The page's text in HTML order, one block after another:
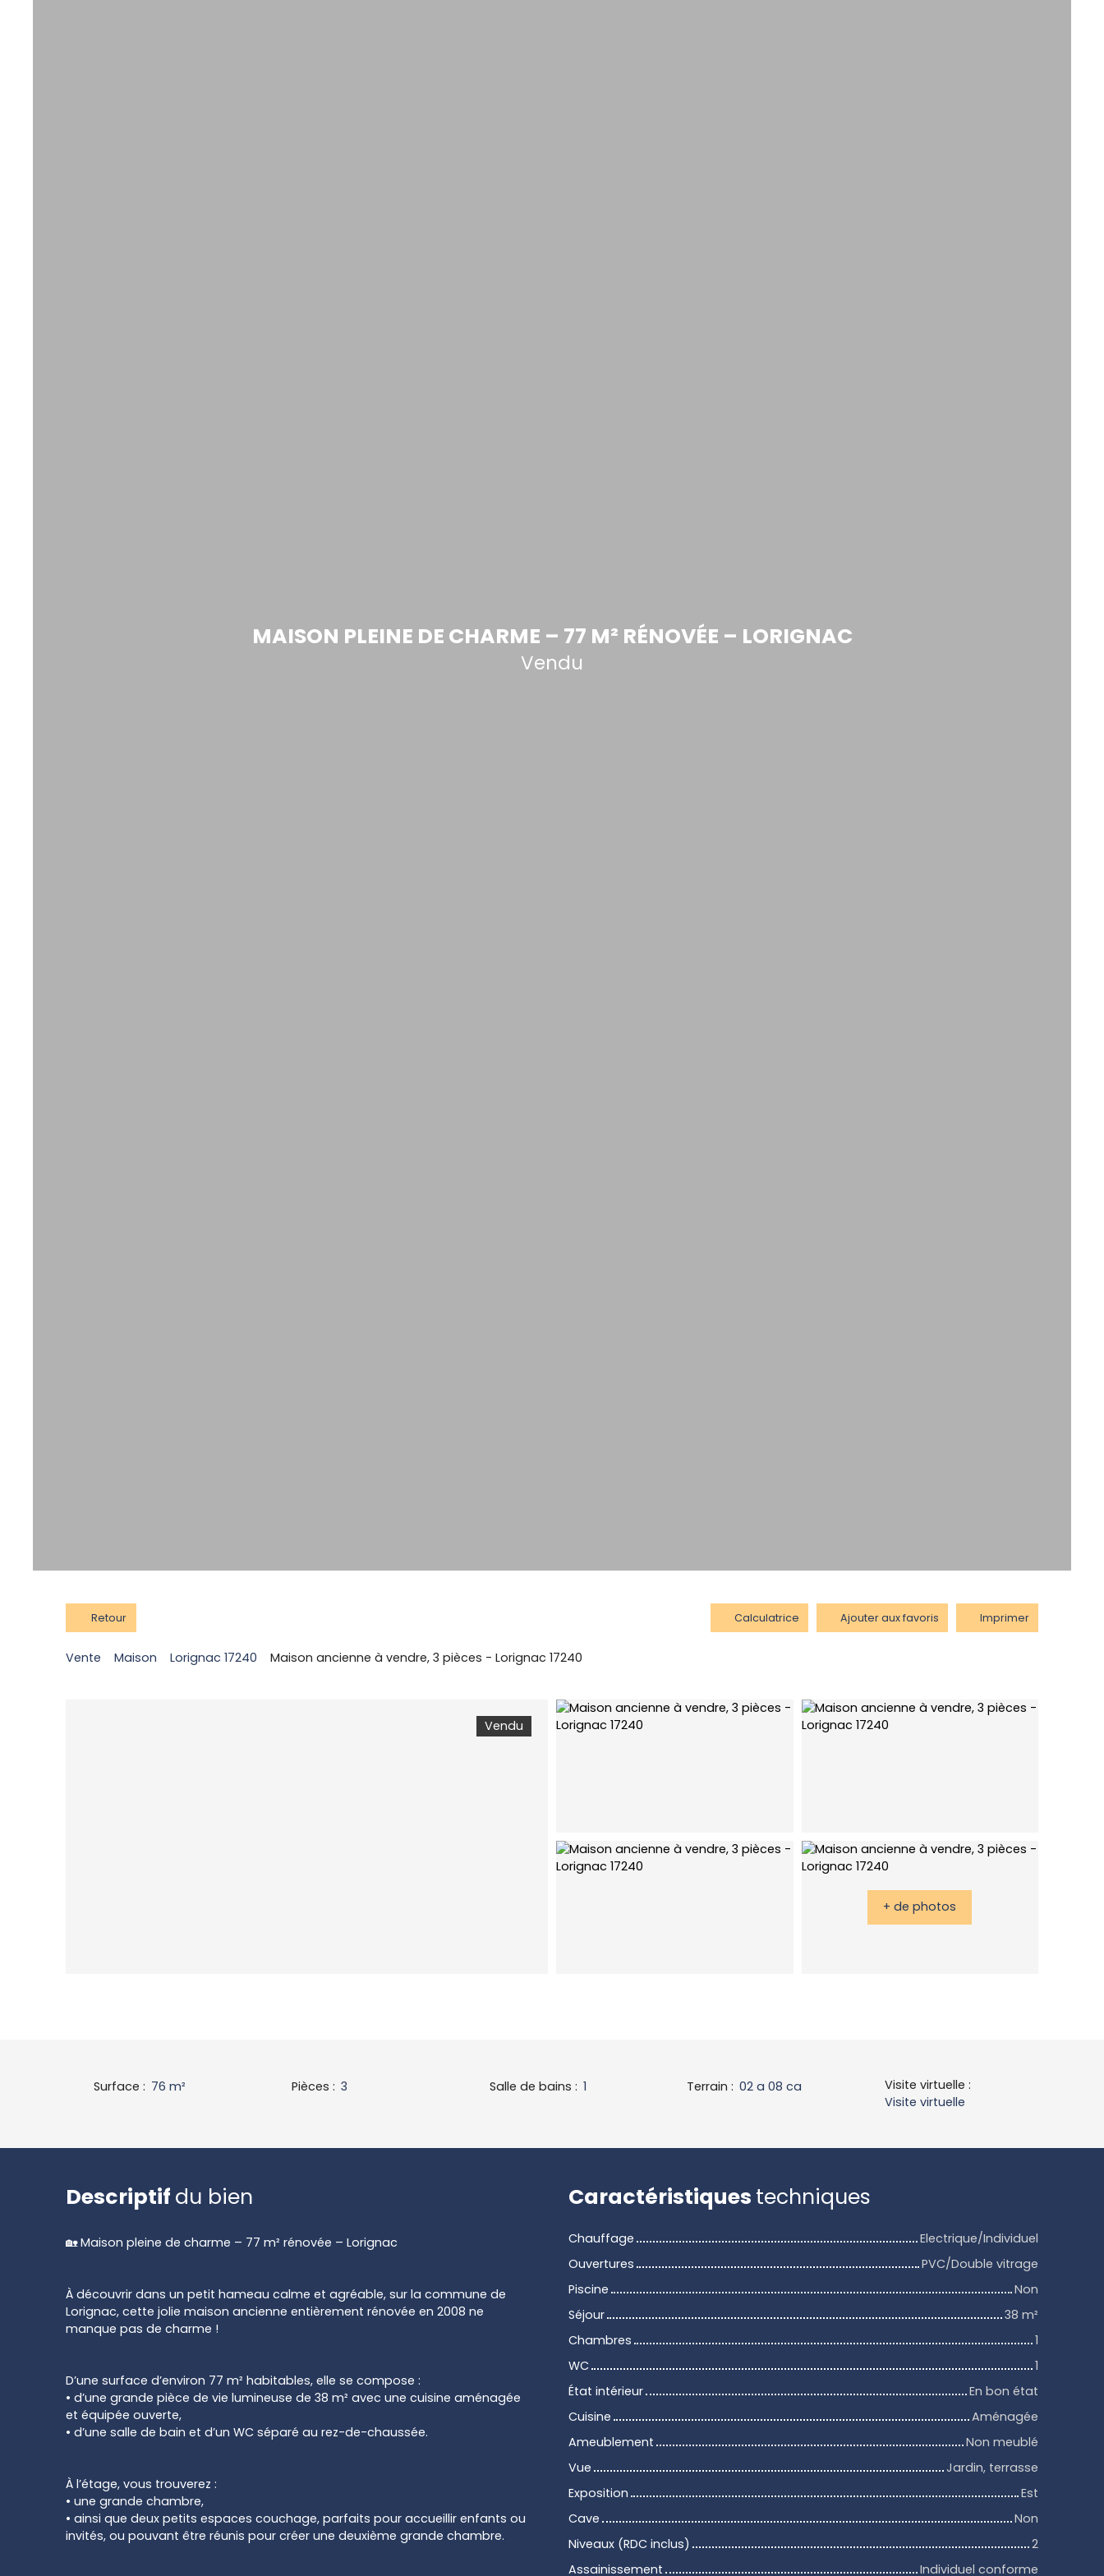
MAISON PLEINE DE CHARME – 77 M² RÉNOVÉE – LORIGNAC
Vendu
Retour Calculatrice Ajouter aux favoris Imprimer
Vente Maison Lorignac 17240 Maison ancienne à vendre, 3 pièces - Lorignac 17240
Vendu
+ de photos
Surface : 76 m² Pièces : 3 Salle de bains : 1 Terrain : 02 a 08 ca Visite virtuelle :
Visite virtuelle
Descriptif du bien
🏡 Maison pleine de charme – 77 m² rénovée – Lorignac
À découvrir dans un petit hameau calme et agréable, sur la commune de
Lorignac, cette jolie maison ancienne entièrement rénovée en 2008 ne
manque pas de charme !
D’une surface d’environ 77 m² habitables, elle se compose :
• d’une grande pièce de vie lumineuse de 38 m² avec une cuisine aménagée
et équipée ouverte,
• d’une salle de bain et d’un WC séparé au rez-de-chaussée.
À l’étage, vous trouverez :
• une grande chambre,
• ainsi que deux petits espaces couchage, parfaits pour accueillir enfants ou
invités, ou pouvant être réunis pour créer une deuxième grande chambre.
Caractéristiques techniques
Chauffage
Electrique/Individuel
Ouvertures
PVC/Double vitrage
Piscine
Non
Séjour
38 m²
Chambres
1
WC
1
État intérieur
En bon état
Cuisine
Aménagée
Ameublement
Non meublé
Vue
Jardin, terrasse
Exposition
Est
Cave
Non
Niveaux (RDC inclus)
2
Assainissement
Individuel conforme